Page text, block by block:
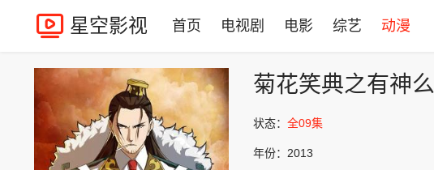
星空影视 首页 电视剧 电影 综艺 动漫
菊花笑典之有神么
状态： 全09集
年份： 2013